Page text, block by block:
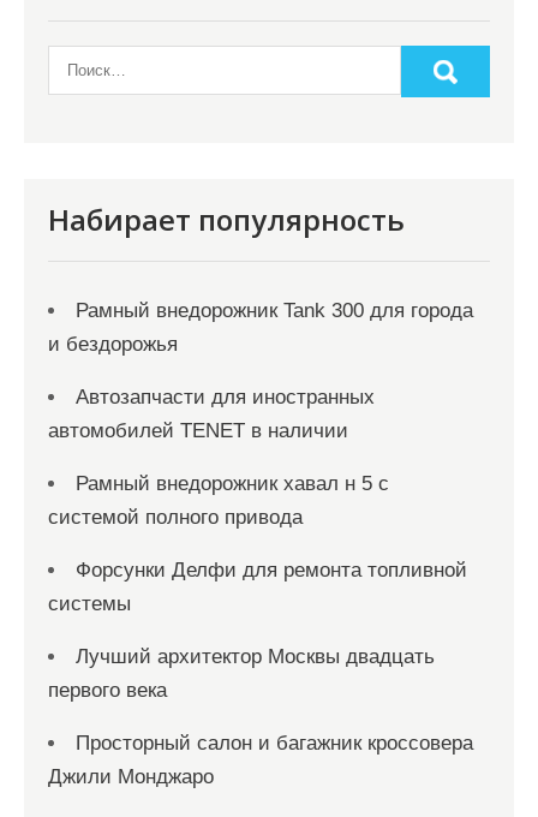
Набирает популярность
Рамный внедорожник Tank 300 для города
и бездорожья
Автозапчасти для иностранных
автомобилей TENET в наличии
Рамный внедорожник хавал н 5 с
системой полного привода
Форсунки Делфи для ремонта топливной
системы
Лучший архитектор Москвы двадцать
первого века
Просторный салон и багажник кроссовера
Джили Монджаро